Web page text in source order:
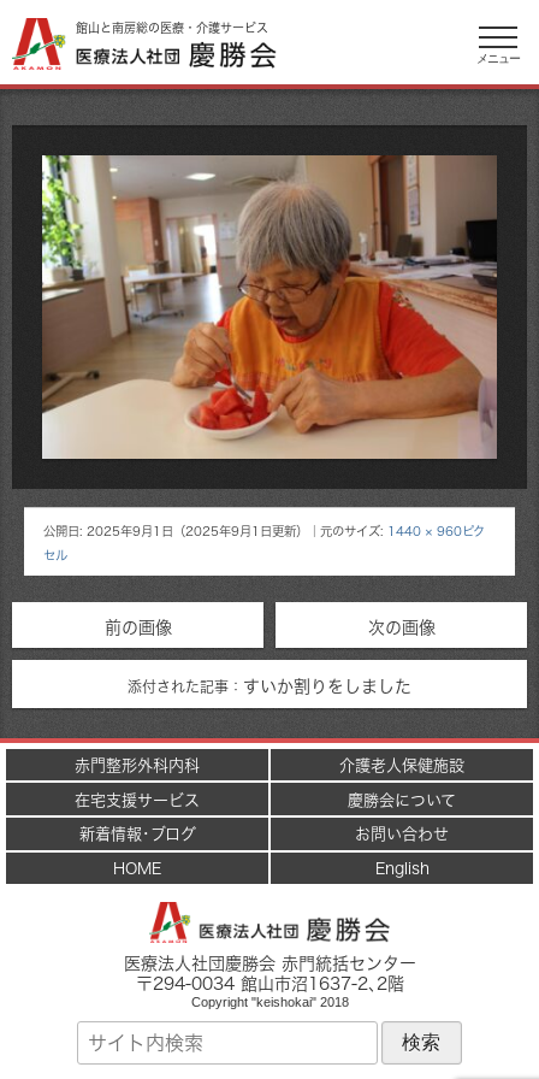
館山と南房総の医療・介護サービス
メニュー
公開日: 2025年9月1日 （2025年9月1日更新） ｜元のサイズ: 1440 × 960ピク
セル
前の画像 次の画像
添付された記事： すいか割りをしました
赤門整形外科内科
介護老人保健施設
在宅支援サービス
慶勝会について
新着情報･ブログ
お問い合わせ
HOME
English
医療法人社団慶勝会 赤門統括センター
〒294-0034 館山市沼1637-2､2階
Copyright "keishokai" 2018
サ
ト